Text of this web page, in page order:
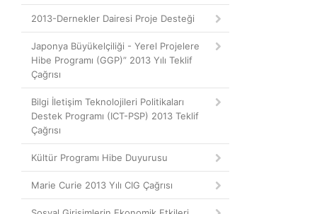
2013-Dernekler Dairesi Proje Desteği
Japonya Büyükelçiliği - Yerel Projelere
Hibe Programı (GGP)” 2013 Yılı Teklif
Çağrısı
Bilgi İletişim Teknolojileri Politikaları
Destek Programı (ICT-PSP) 2013 Teklif
Çağrısı
Kültür Programı Hibe Duyurusu
Marie Curie 2013 Yılı CIG Çağrısı